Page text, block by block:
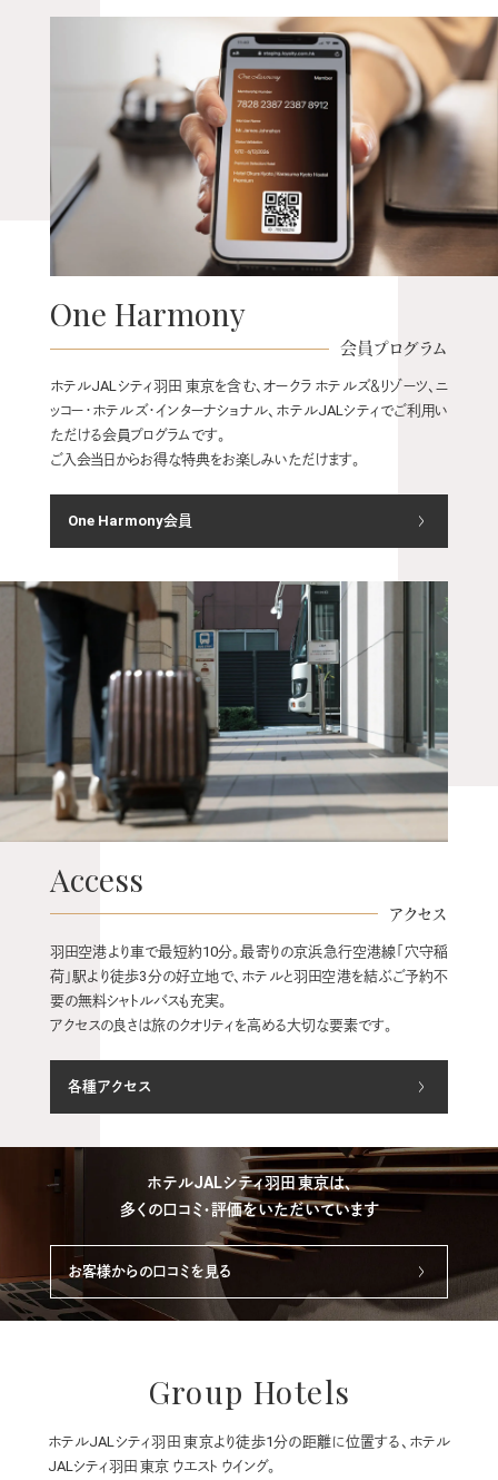
One Harmony
会員プログラム
ホテルJALシティ羽田 東京を含む、オークラ ホテルズ＆リゾーツ、ニ
ッコー・ホテルズ・インターナショナル、ホテルJALシティでご利用い
ただける会員プログラムです。
ご入会当日からお得な特典をお楽しみいただけます。
One Harmony会員
Access
アクセス
羽田空港より車で最短約10分。最寄りの京浜急行空港線「穴守稲
荷」駅より徒歩3分の好立地で、ホテルと羽田空港を結ぶご予約不
要の無料シャトルバスも充実。
アクセスの良さは旅のクオリティを高める大切な要素です。
各種アクセス
お客様の声
ホテルJALシティ羽田 東京は、
多くの口コミ・評価をいただいています
お客様からの口コミを見る
Group Hotels
ホテルJALシティ羽田 東京より徒歩1分の距離に位置する、ホテル
JALシティ羽田 東京 ウエスト ウイング。